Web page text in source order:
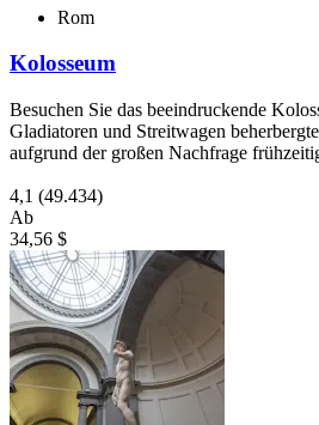
Rom
Kolosseum
Besuchen Sie das beeindruckende
Gladiatoren und Streitwagen
aufgrund der großen Nachfrage
4,1 (49.434)
Ab
34,56 $